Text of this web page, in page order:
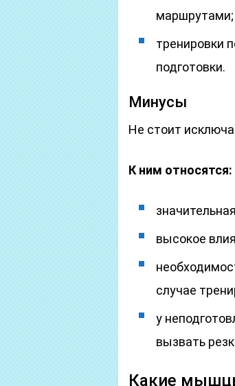
маршрутами;
тренировки
подготовки.
Минусы
Не стоит
К ним относятся:
высокое
случае
у
вызвать
Какие